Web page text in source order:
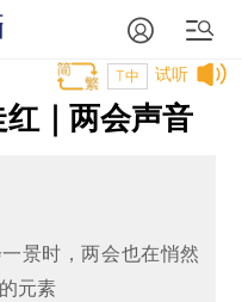
试听
T中
红｜两会声音
景时，两会也在悄然
元素